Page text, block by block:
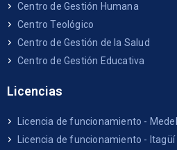
Centro de Gestión Humana
Centro Teológico
Centro de Gestión de la Salud
Centro de Gestión Educativa
Licencias
Licencia de funcionamiento -
Licencia de funcionamiento - Itagüí